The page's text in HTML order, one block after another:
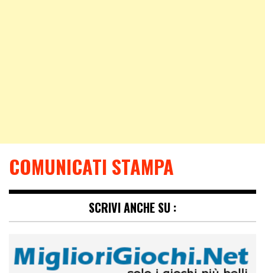
COMUNICATI STAMPA
SCRIVI ANCHE SU :